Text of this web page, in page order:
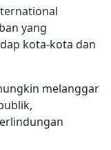
yang
kota-kota dan
melanggar